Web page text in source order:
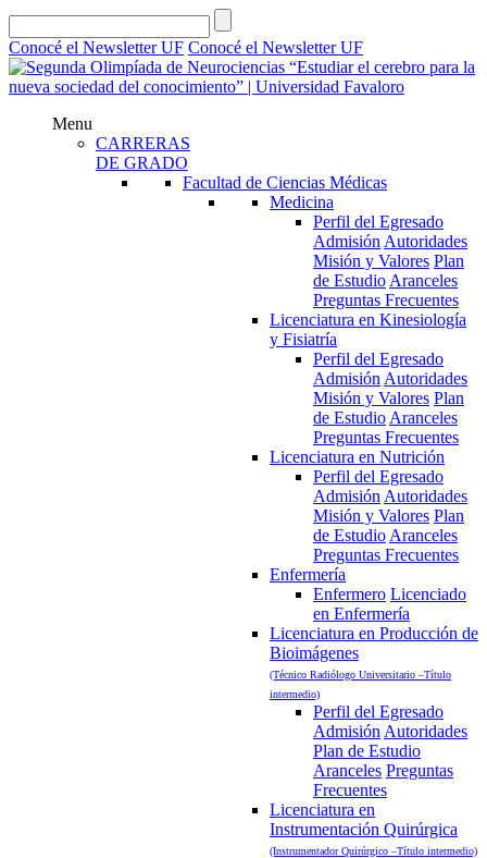
Conocé el Newsletter UF Conocé el Newsletter UF
Menu
CARRERAS
DE GRADO
Facultad de Ciencias Médicas
Medicina
Perfil del Egresado
Admisión Autoridades
Misión y Valores Plan
de Estudio Aranceles
Preguntas Frecuentes
Licenciatura en Kinesiología
y Fisiatría
Perfil del Egresado
Admisión Autoridades
Misión y Valores Plan
de Estudio Aranceles
Preguntas Frecuentes
Licenciatura en Nutrición
Perfil del Egresado
Admisión Autoridades
Misión y Valores Plan
de Estudio Aranceles
Preguntas Frecuentes
Enfermería
Enfermero Licenciado
en Enfermería
Licenciatura en Producción de
Bioimágenes
(Técnico Radiólogo Universitario –Título
intermedio)
Perfil del Egresado
Admisión Autoridades
Plan de Estudio
Aranceles Preguntas
Frecuentes
Licenciatura en
Instrumentación Quirúrgica
(Instrumentador Quirúrgico –Título intermedio)